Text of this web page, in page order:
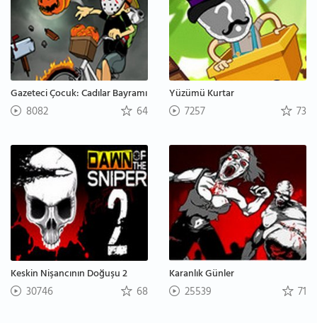
Gazeteci Çocuk: Cadılar Bayramı
8082 64
Yüzümü Kurtar
7257 73
Keskin Nişancının Doğuşu 2
30746 68
Karanlık Günler
25539 71